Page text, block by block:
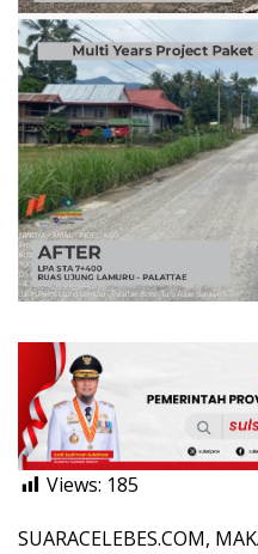
Views: 185
SUARACELEBES.COM,